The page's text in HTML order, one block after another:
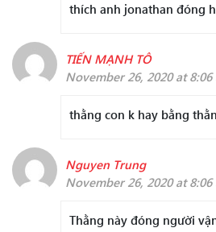
thích anh jonathan đóng
TIẾN MẠNH TÔ
November 26, 2020 at 8:06
thằng con k hay bằng
Nguyen Trung
November 26, 2020 at 8:06
Thằng này đóng người